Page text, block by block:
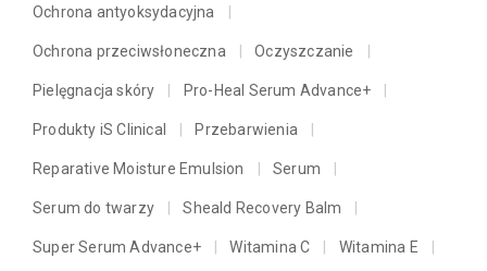
Ochrona antyoksydacyjna
Ochrona przeciwsłoneczna Oczyszczanie
Pielęgnacja skóry Pro-Heal Serum Advance+
Produkty iS Clinical Przebarwienia
Reparative Moisture Emulsion Serum
Serum do twarzy Sheald Recovery Balm
Super Serum Advance+ Witamina C Witamina E